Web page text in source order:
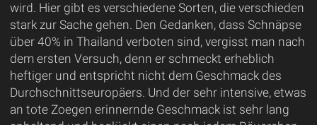
wird. Hier gibt es verschiedene Sorten, die verschieden
stark zur Sache gehen. Den Gedanken, dass Schnäpse
über 40% in Thailand verboten sind, vergisst man nach
dem ersten Versuch, denn er schmeckt erheblich
heftiger und entspricht nicht dem Geschmack des
Durchschnittseuropäers. Und der sehr intensive, etwas
an tote Zoegen erinnernde Geschmack ist sehr lang